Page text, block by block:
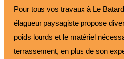
Pour tous vos travaux à Le
élagueur paysagiste propose
poids lourds et le matériel
terrassement, en plus de son